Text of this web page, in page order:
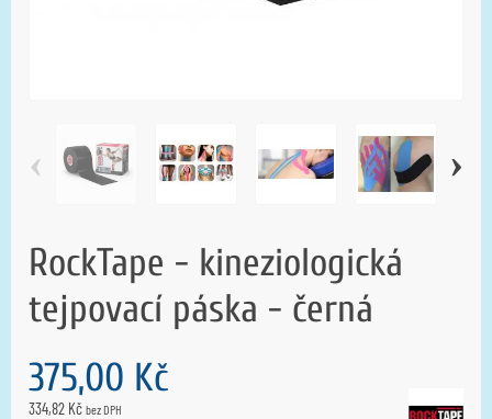
‹ ›
RockTape - kineziologická
tejpovací páska - černá
375,00 Kč
334,82 Kč bez DPH